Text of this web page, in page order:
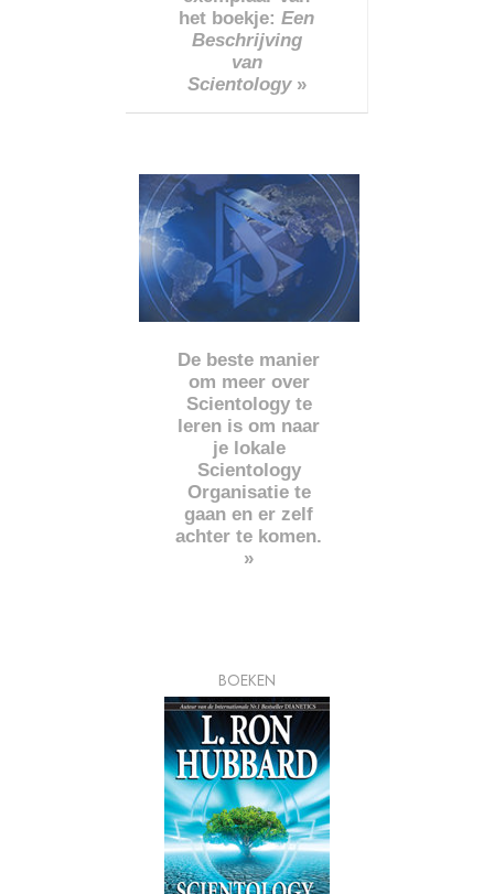
het boekje: Een
Beschrijving
van
Scientology»
De beste manier
om meer over
Scientology te
leren is om naar
je lokale
Scientology
Organisatie te
gaan en er zelf
achter te komen.
»
BOEKEN